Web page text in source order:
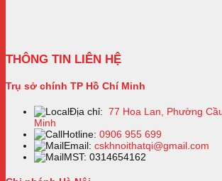
THÔNG TIN LIÊN HỆ
Trụ sở chính TP Hồ Chí Minh
Địa chỉ: 77 Hoa Lan, Phường
Minh
Hotline: 0906 955 699
Email: cskhnoithatqi@gmail.com
MST: 0314654162